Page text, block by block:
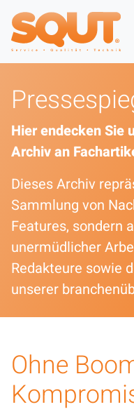
Hier endecken Sie
Archiv an
Dieses Archiv
Sammlung von
Features, sondern
unermüdlicher
Redakteure sowie
unserer
Ohne